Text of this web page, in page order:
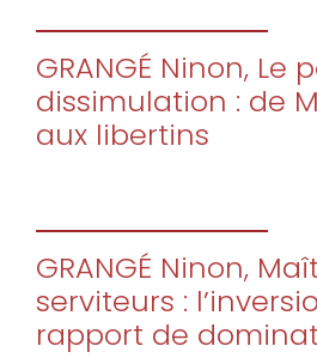
GRANGÉ Ninon, Le
dissimulation : de
aux libertins
GRANGÉ Ninon,
serviteurs :
rapport de